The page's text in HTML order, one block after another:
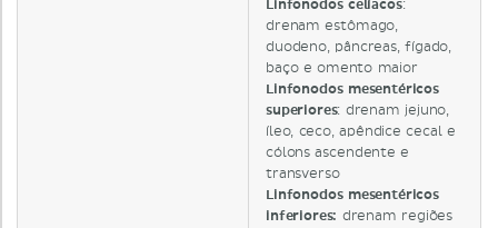
Linfonodos celíacos:
drenam estômago,
duodeno, pâncreas, fígado,
baço e omento maior
Linfonodos mesentéricos
superiores: drenam jejuno,
íleo, ceco, apêndice cecal e
cólons ascendente e
transverso
Linfonodos mesentéricos
inferiores: drenam regiões